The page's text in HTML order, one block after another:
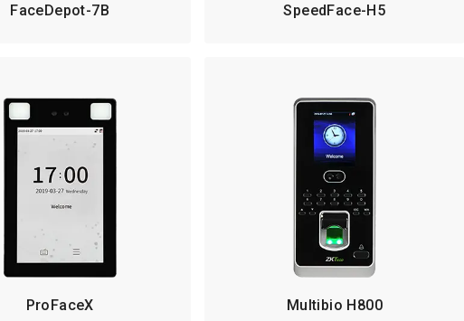
FaceDepot-7B SpeedFace-H5
ProFaceX Multibio H800